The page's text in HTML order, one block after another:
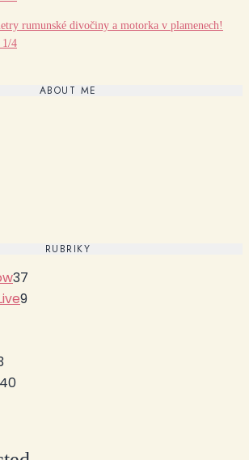
rumunské divočiny a motorka v plamenech!
1/4
ABOUT ME
RUBRIKY
37
9
40